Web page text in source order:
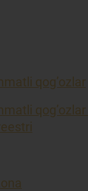
qog’ozlar